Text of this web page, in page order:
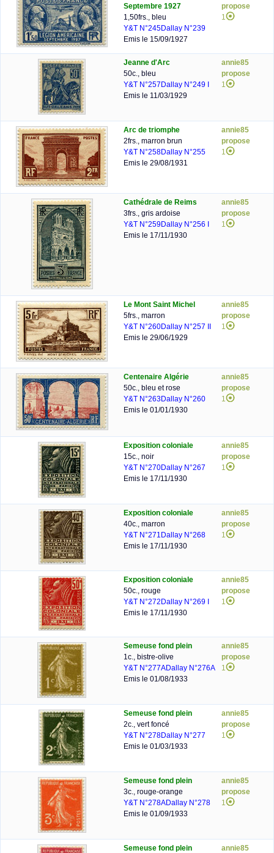
Septembre 1927
1,50frs., bleu
Y&T N°245Dallay N°239
Emis le 15/09/1927
propose
1
Jeanne d'Arc
50c., bleu
Y&T N°257 Dallay N°249 I
Emis le 11/03/1929
annie85
propose
1
Arc de triomphe
2frs., marron brun
Y&T N°258Dallay N°255
Emis le 29/08/1931
annie85
propose
1
Cathédrale de Reims
3frs., gris ardoise
Y&T N°259Dallay N°256 I
Emis le 17/11/1930
annie85
propose
1
Le Mont Saint Michel
5frs., marron
Y&T N°260Dallay N°257 II
Emis le 29/06/1929
annie85
propose
1
Centenaire Algérie
50c., bleu et rose
Y&T N°263Dallay N°260
Emis le 01/01/1930
annie85
propose
1
Exposition coloniale
15c., noir
Y&T N°270Dallay N°267
Emis le 17/11/1930
annie85
propose
1
Exposition coloniale
40c., marron
Y&T N°271 Dallay N°268
Emis le 17/11/1930
annie85
propose
1
Exposition coloniale
50c., rouge
Y&T N°272 Dallay N°269 I
Emis le 17/11/1930
annie85
propose
1
Semeuse fond plein
1c., bistre-olive
Y&T N°277ADallay N°276A
Emis le 01/08/1933
annie85
propose
1
Semeuse fond plein
2c., vert foncé
Y&T N°278Dallay N°277
Emis le 01/03/1933
annie85
propose
1
Semeuse fond plein
3c., rouge-orange
Y&T N°278ADallay N°278
Emis le 01/09/1933
annie85
propose
1
Semeuse fond plein
annie85